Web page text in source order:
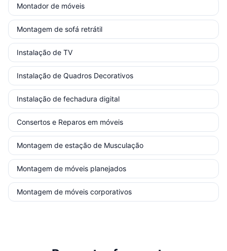
Montador de móveis
Montagem de sofá retrátil
Instalação de TV
Instalação de Quadros Decorativos
Instalação de fechadura digital
Consertos e Reparos em móveis
Montagem de estação de Musculação
Montagem de móveis planejados
Montagem de móveis corporativos